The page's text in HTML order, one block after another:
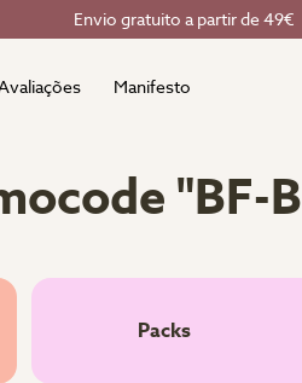
Envio gratuito a partir de 49€
Manifesto
"BF-
Packs